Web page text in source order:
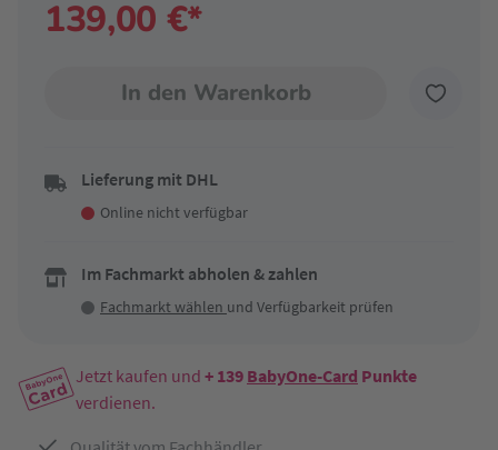
139,00 €*
In den Warenkorb
Lieferung mit DHL
Online nicht verfügbar
Im Fachmarkt abholen & zahlen
Fachmarkt wählen und Verfügbarkeit prüfen
Jetzt kaufen und + 139 BabyOne-Card Punkte
verdienen.